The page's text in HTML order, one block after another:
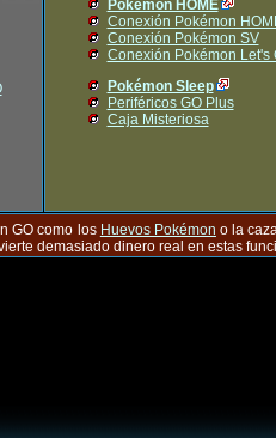
Pokémon HOME
Conexión Pokémon
Conexión Pokémon SV
Conexión Pokémon Let's
Pokémon Sleep
Periféricos GO Plus
Caja Misteriosa
GO como los Huevos Pokémon o la
demasiado dinero real en estas